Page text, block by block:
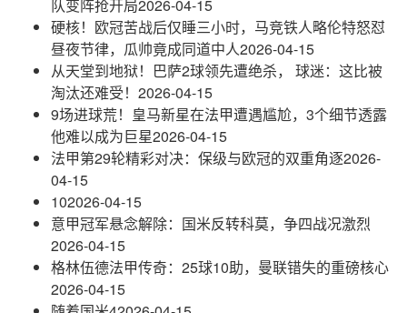
队变阵抢开局2026-04-15
硬核！欧冠苦战后仅睡三小时，马竞铁人略伦特怒怼
昼夜节律，瓜帅竟成同道中人2026-04-15
从天堂到地狱！巴萨2球领先遭绝杀， 球迷：这比被
淘汰还难受！ 2026-04-15
9场进球荒！皇马新星在法甲遭遇尴尬，3个细节透露
他难以成为巨星2026-04-15
法甲第29轮精彩对决：保级与欧冠的双重角逐2026-
04-15
102026-04-15
意甲冠军悬念解除：国米反转科莫，争四战况激烈
2026-04-15
格林伍德法甲传奇：25球10助，曼联错失的重磅核心
2026-04-15